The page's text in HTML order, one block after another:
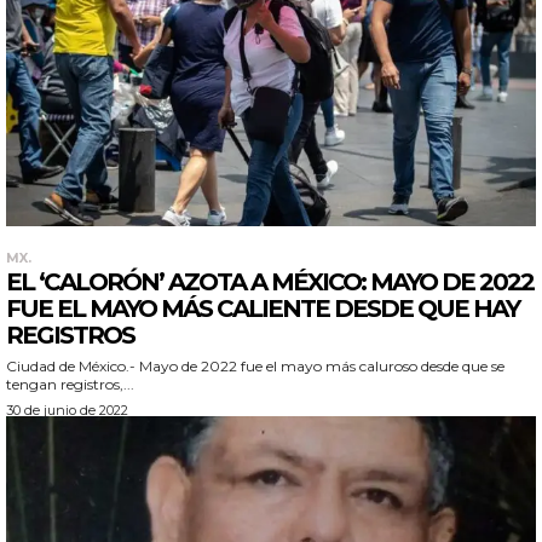
MX.
EL ‘CALORÓN’ AZOTA A MÉXICO: MAYO DE 2022
FUE EL MAYO MÁS CALIENTE DESDE QUE HAY
REGISTROS
Ciudad de México.- Mayo de 2022 fue el mayo más caluroso desde que se
tengan registros,...
30 de junio de 2022